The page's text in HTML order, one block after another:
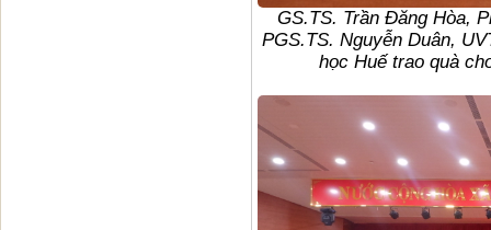
GS.TS. Trần Đăng Hòa,
PGS.TS. Nguyễn Duân,
học Huế trao quà